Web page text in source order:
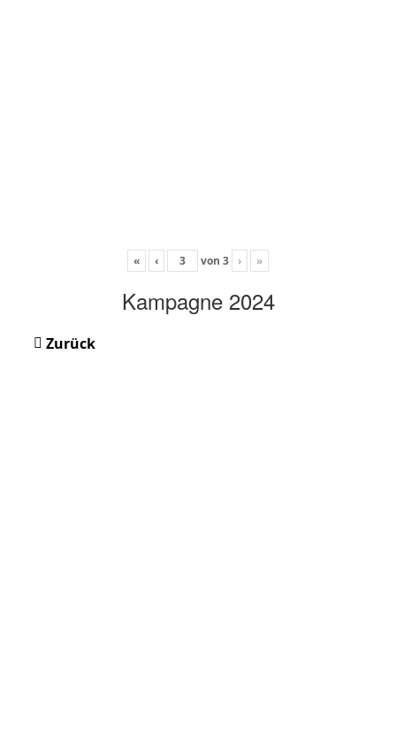
« ‹ von 3 › »
Kampagne 2024
Zurück